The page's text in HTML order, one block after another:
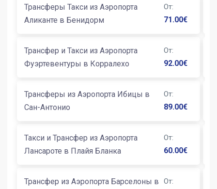
Трансферы Такси из Аэропорта
Аликанте в Бенидорм
От:
71.00€
Трансфер и Такси из Аэропорта
Фуэртевентуры в Корралехо
От:
92.00€
Трансферы из Аэропорта Ибицы в
Сан-Антонио
От:
89.00€
Такси и Трансфер из Аэропорта
Лансароте в Плайя Бланка
От:
60.00€
Трансфер из Аэропорта Барселоны в
От: